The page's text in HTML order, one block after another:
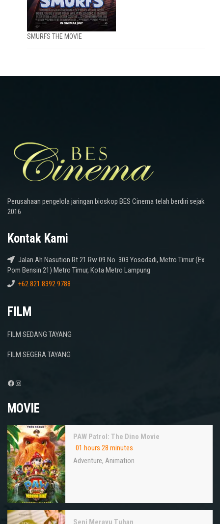
SMURFS THE MOVIE
Perusahaan pengelola jaringan bioskop BES Cinema telah berdiri sejak
2016
Kontak Kami
Jalan Ah Nasution Rt 21 Rw 09 No. 303 Yosodadi, Metro Timur (Ex.
Pom Bensin 21) Metro Timur, Kota Metro Lampung
+62 821 8392 9788
FILM
FILM SEDANG TAYANG
FILM SEGERA TAYANG
Facebook
Instagram
MOVIE
PAW Patrol: The Dino Movie
01 hours 28 minutes
Adventure, Animation
Seni Merayu Tuhan